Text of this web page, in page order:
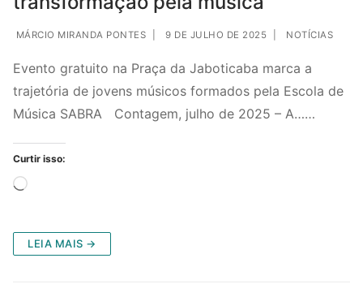
MÁRCIO MIRANDA PONTES 9 DE JULHO DE 2025 NOTÍCIAS
Evento gratuito na Praça da Jaboticaba marca a
trajetória de jovens músicos formados pela Escola de
Música SABRA Contagem, julho de 2025 – A……
Curtir isso:
LEIA MAIS →